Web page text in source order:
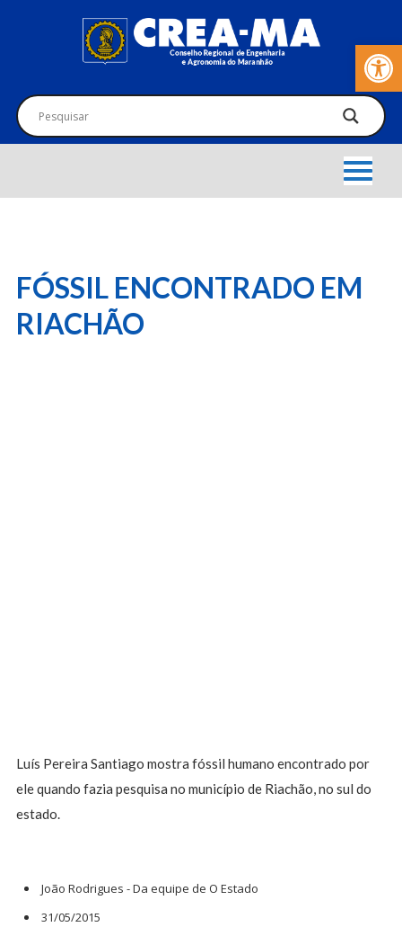
Barra de
FÓSSIL ENCONTRADO EM
RIACHÃO
Luís Pereira Santiago mostra fóssil humano encontrado por
ele quando fazia pesquisa no município de Riachão, no sul do
estado.
João Rodrigues - Da equipe de O Estado
31/05/2015